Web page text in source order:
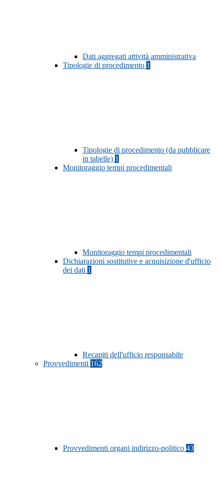
Dati aggregati attività amministrativa
Tipologie di procedimento 1
Tipologie di procedimento (da pubblicare
in tabelle) 1
Monitoraggio tempi procedimentali
Monitoraggio tempi procedimentali
Dichiarazioni sostitutive e acquisizione d'ufficio
dei dati 1
Recapiti dell'ufficio responsabile
Provvedimenti 162
Provvedimenti organi indirizzo-politico 43